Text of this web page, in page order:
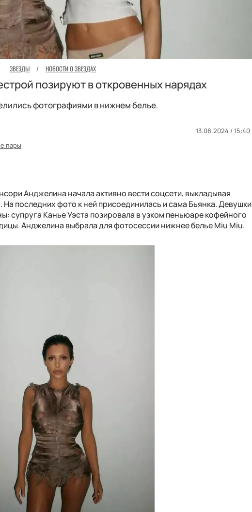
ЗВЕЗДЫ / НОВОСТИ О ЗВЕЗДАХ
позируют в откровенных нарядах
фотографиями в нижнем белье.
13.08.2024 / 15:40
пары
Анджелина начала активно вести соцсети, выкладывая
последних фото к ней присоединилась и сама Бьянка. Девушки
супруга Канье Уэста позировала в узком пеньюаре кофейного
Анджелина выбрала для фотосессии нижнее белье Miu Miu.